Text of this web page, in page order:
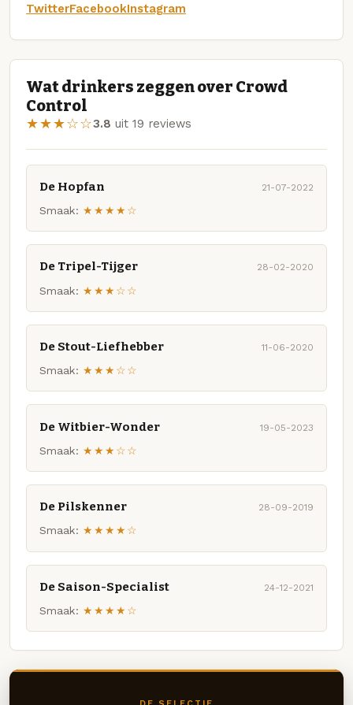
TwitterFacebookInstagram
Wat drinkers zeggen over Crowd
Control
★★★☆☆3.8 uit 19 reviews
De Hopfan 21-07-2022
Smaak: ★★★★☆
De Tripel-Tijger 28-02-2020
Smaak: ★★★☆☆
De Stout-Liefhebber 11-06-2020
Smaak: ★★★☆☆
De Witbier-Wonder 19-05-2023
Smaak: ★★★☆☆
De Pilskenner 28-09-2019
Smaak: ★★★★☆
De Saison-Specialist 24-12-2021
Smaak: ★★★★☆